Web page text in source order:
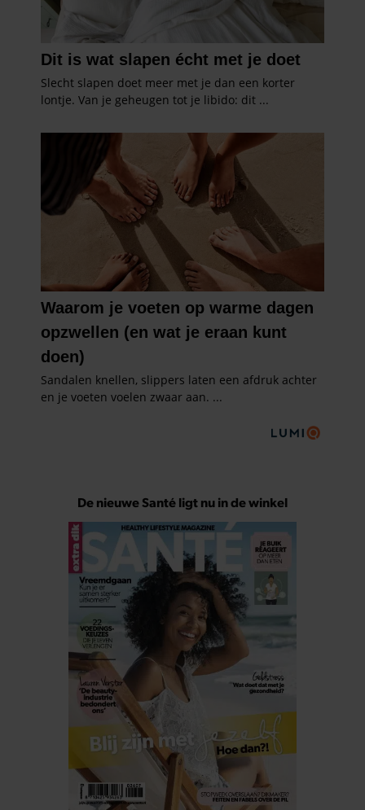
De nieuwe Santé ligt nu in de winkel